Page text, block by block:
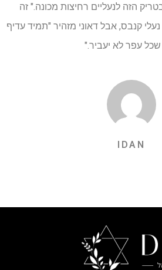
הזה לנעליים רחיצות מכונה." זה
נעלי קנבס, אבל דאוני מזהיר "תמיד עדיף
עפר לא יעביר."
IDAN